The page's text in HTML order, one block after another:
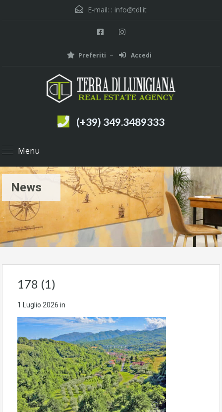
E-mail: : info@tdl.it
Preferiti Accedi
(+39) 349.3489333
Menu
News
178 (1)
1 Luglio 2026 in